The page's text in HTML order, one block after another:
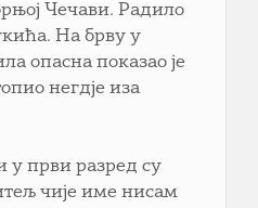
Чечави. Радило
На брву у
опасна показао је
негдје иза
у први разред су
чије име нисам